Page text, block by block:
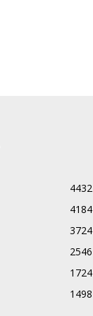
4432
4184
3724
2546
1724
1498